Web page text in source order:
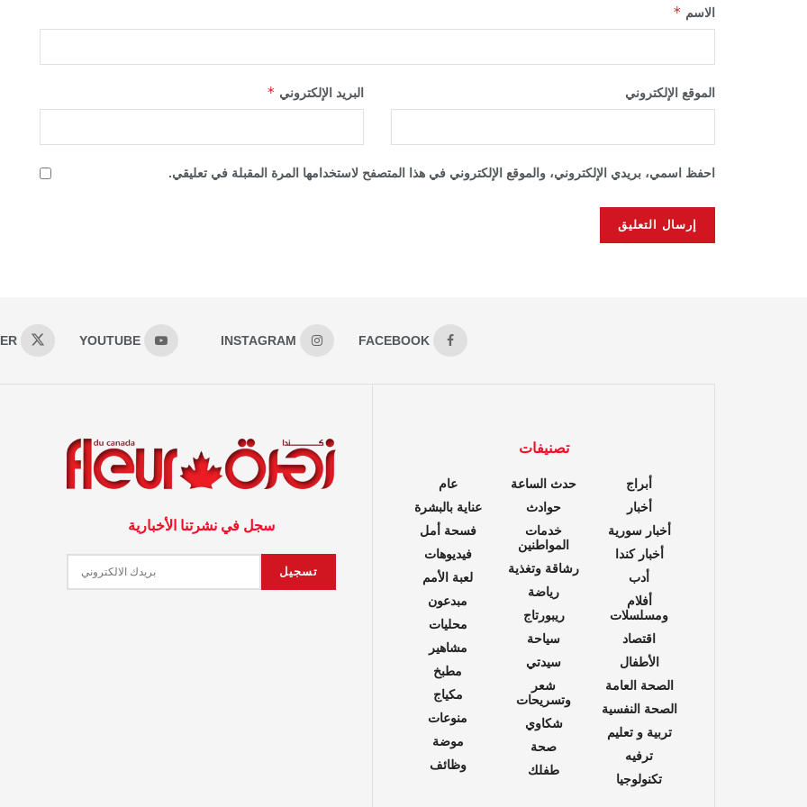
الاسم *
البريد الإلكتروني * الموقع الإلكتروني
احفظ اسمي، بريدي الإلكتروني، والموقع الإلكتروني في هذا المتصفح لاستخدامها المرة المقبلة في تعليقي.
FACEBOOK
INSTAGRAM
YOUTUBE
تصنيفات
أبراج
أخبار
أخبار سورية
أخبار كندا
أدب
أفلام
ومسلسلات
اقتصاد
الأطفال
الصحة العامة
الصحة النفسية
تربية و تعليم
ترفيه
تكنولوجيا
حدث الساعة
حوادث
خدمات
المواطنين
رشاقة وتغذية
رياضة
ريبورتاج
سياحة
سيدتي
شعر
وتسريحات
شكاوي
صحة
طفلك
عام
عناية بالبشرة
فسحة أمل
فيديوهات
لعبة الأمم
مبدعون
محليات
مشاهير
مطبخ
مكياج
منوعات
موضة
وظائف
سجل في نشرتنا الأخبارية